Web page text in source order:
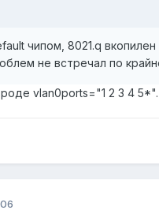
чипом, 8021.q
не встречал по
vlan0ports="1 2 3 4